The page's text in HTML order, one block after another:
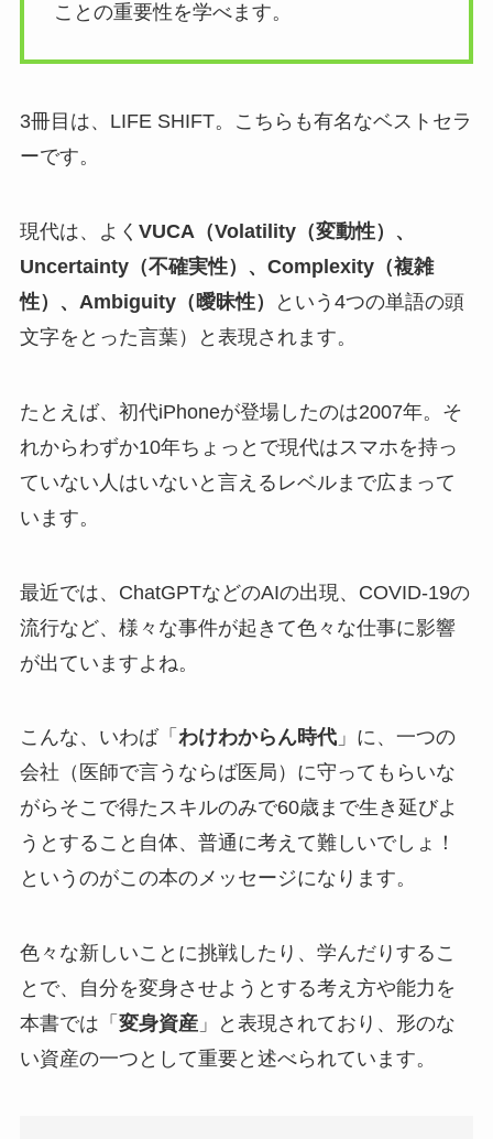
ことの重要性を学べます。
3冊目は、LIFE SHIFT。こちらも有名なベストセラ
ーです。
現代は、よく VUCA（Volatility（変動性）、
Uncertainty（不確実性）、Complexity（複雑
性）、Ambiguity（曖昧性）
という4つの単語の頭
文字をとった言葉）と表現されます。
たとえば、初代iPhoneが登場したのは2007年。そ
れからわずか10年ちょっとで現代はスマホを持っ
ていない人はいないと言えるレベルまで広まって
います。
最近では、ChatGPTなどのAIの出現、COVID-19の
流行など、様々な事件が起きて色々な仕事に影響
が出ていますよね。
こんな、いわば「 わけわからん時代」に、一つの
会社（医師で言うならば医局）に守ってもらいな
がらそこで得たスキルのみで60歳まで生き延びよ
うとすること自体、普通に考えて難しいでしょ！
というのがこの本のメッセージになります。
色々な新しいことに挑戦したり、学んだりするこ
とで、自分を変身させようとする考え方や能力を
本書では「 変身資産」と表現されており、形のな
い資産の一つとして重要と述べられています。